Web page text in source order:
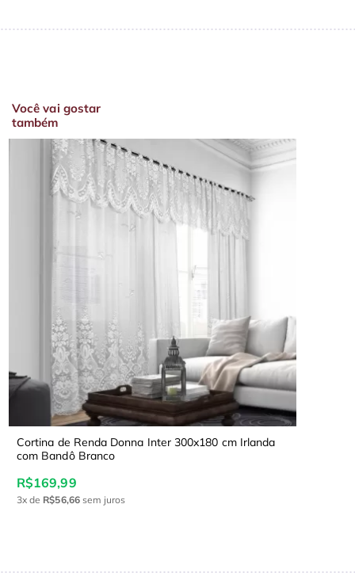
Você vai gostar
também
Cortina de Renda Donna Inter 300x180 cm Irlanda
com Bandô Branco
R$169,99
3x de R$56,66sem juros